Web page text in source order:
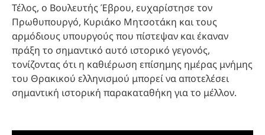
Τέλος, ο Βουλευτής Έβρου, ευχαρίστησε τον
Πρωθυπουργό, Κυριάκο Μητσοτάκη και τους
αρμόδιους υπουργούς που πίστεψαν και έκαναν
πράξη το σημαντικό αυτό ιστορικό γεγονός,
τονίζοντας ότι η καθιέρωση επίσημης ημέρας μνήμης
του Θρακικού ελληνισμού μπορεί να αποτελέσει
σημαντική ιστορική παρακαταθήκη για το μέλλον.